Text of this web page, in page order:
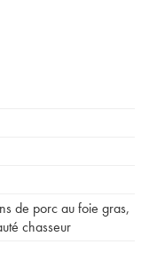
de porc au foie gras,
chasseur